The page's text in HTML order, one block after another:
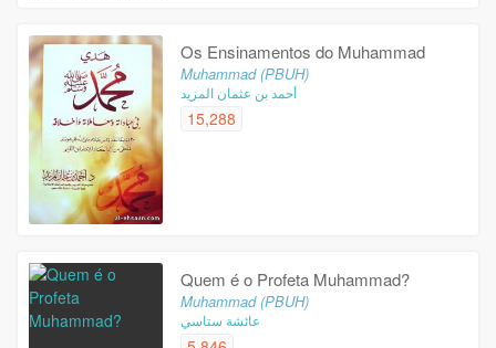
Os Ensinamentos do Muhammad
Muhammad (PBUH)
أحمد بن عثمان المزيد
15,288
Quem é o Profeta Muhammad?
Muhammad (PBUH)
عائشة ستاسي